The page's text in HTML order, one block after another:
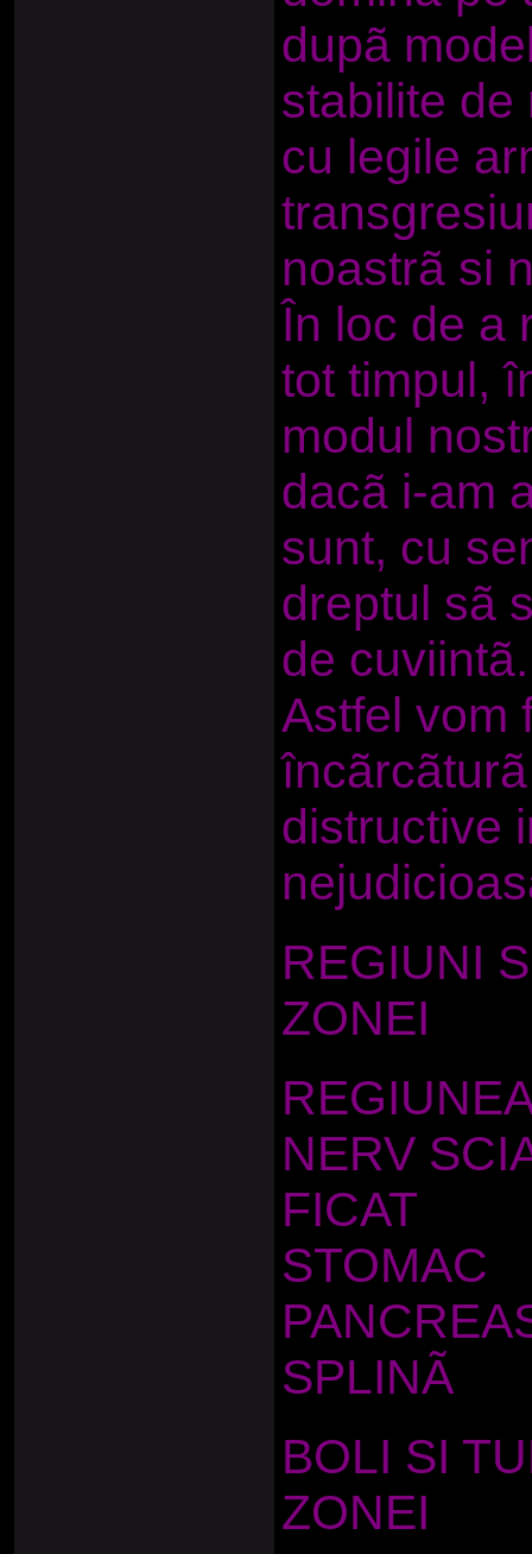
dupã
stabilite de
cu legile
noastrã si
În loc de a
tot timpul,
modul
dacã i-am
sunt, cu
dreptul sã
de cuviintã.
Astfel vom
distructive
REGIUNI
ZONEI
NERV
FICAT
STOMAC
SPLINÃ
BOLI SI
ZONEI